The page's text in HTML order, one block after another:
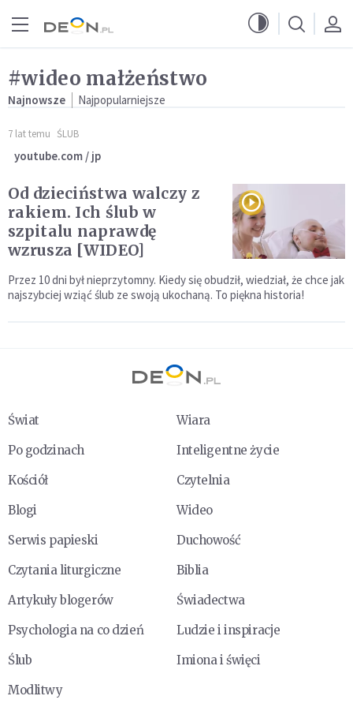
#wideo małżeństwo
Najnowsze Najpopularniejsze
7 lat temu ŚLUB
youtube.com / jp
Od dzieciństwa walczy z
rakiem. Ich ślub w
szpitalu naprawdę
wzrusza [WIDEO]
Przez 10 dni był nieprzytomny. Kiedy się obudził, wiedział, że chce jak
najszybciej wziąć ślub ze swoją ukochaną. To piękna historia!
Świat
Wiara
Po godzinach
Inteligentne życie
Kościół
Czytelnia
Blogi
Wideo
Serwis papieski
Duchowość
Czytania liturgiczne
Biblia
Artykuły blogerów
Świadectwa
Psychologia na co dzień
Ludzie i inspiracje
Ślub
Imiona i święci
Modlitwy